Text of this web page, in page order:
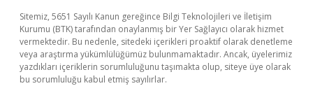
Sitemiz, 5651 Sayılı Kanun gereğince Bilgi Teknolojileri ve İletişim
Kurumu (BTK) tarafından onaylanmış bir Yer Sağlayıcı olarak hizmet
vermektedir. Bu nedenle, sitedeki içerikleri proaktif olarak denetleme
veya araştırma yükümlülüğümüz bulunmamaktadır. Ancak, üyelerimiz
yazdıkları içeriklerin sorumluluğunu taşımakta olup, siteye üye olarak
bu sorumluluğu kabul etmiş sayılırlar.